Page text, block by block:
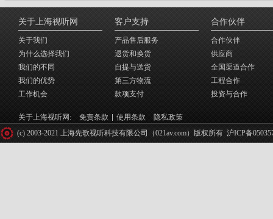
关于上海视听网
关于我们
为什么选择我们
我们的不同
我们的优势
工作机会
客户支持
产品售后服务
退货和换货
自提与送货
第三方物流
款项支付
合作伙伴
合作伙伴
供应商
全国渠道合作
工程合作
投资与合作
关于上海视听网: 免责条款 使用条款
隐私政策
(c) 2003-2021 上海先歌视听科技有限公司（021av.com）版权所有 沪ICP备